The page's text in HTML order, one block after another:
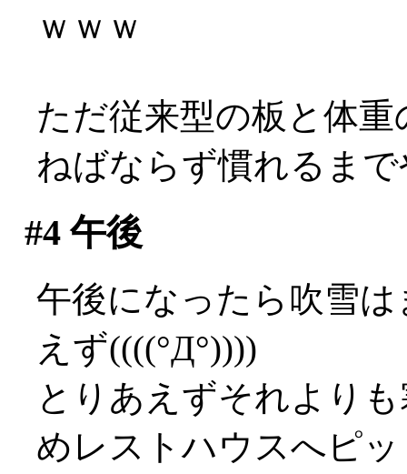
ｗｗｗ
ただ従来型の板と体
ねばならず慣れるま
#4午後
午後になったら吹雪
えず((((°Д°))))
とりあえずそれより
めレストハウスへピ